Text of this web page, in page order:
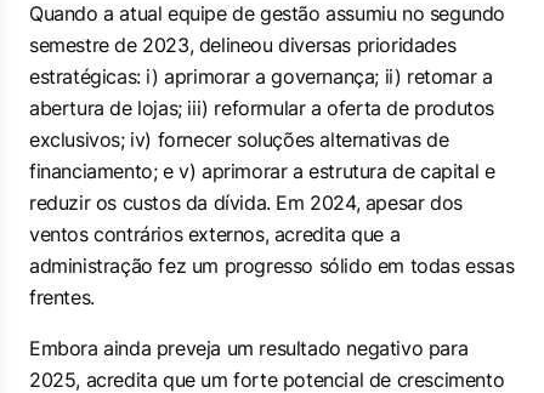
Quando a atual equipe de gestão assumiu no segundo
semestre de 2023, delineou diversas prioridades
estratégicas: i) aprimorar a governança; ii) retomar a
abertura de lojas; iii) reformular a oferta de produtos
exclusivos; iv) fornecer soluções alternativas de
financiamento; e v) aprimorar a estrutura de capital e
reduzir os custos da dívida. Em 2024, apesar dos
ventos contrários externos, acredita que a
administração fez um progresso sólido em todas essas
frentes.
Embora ainda preveja um resultado negativo para
2025, acredita que um forte potencial de crescimento